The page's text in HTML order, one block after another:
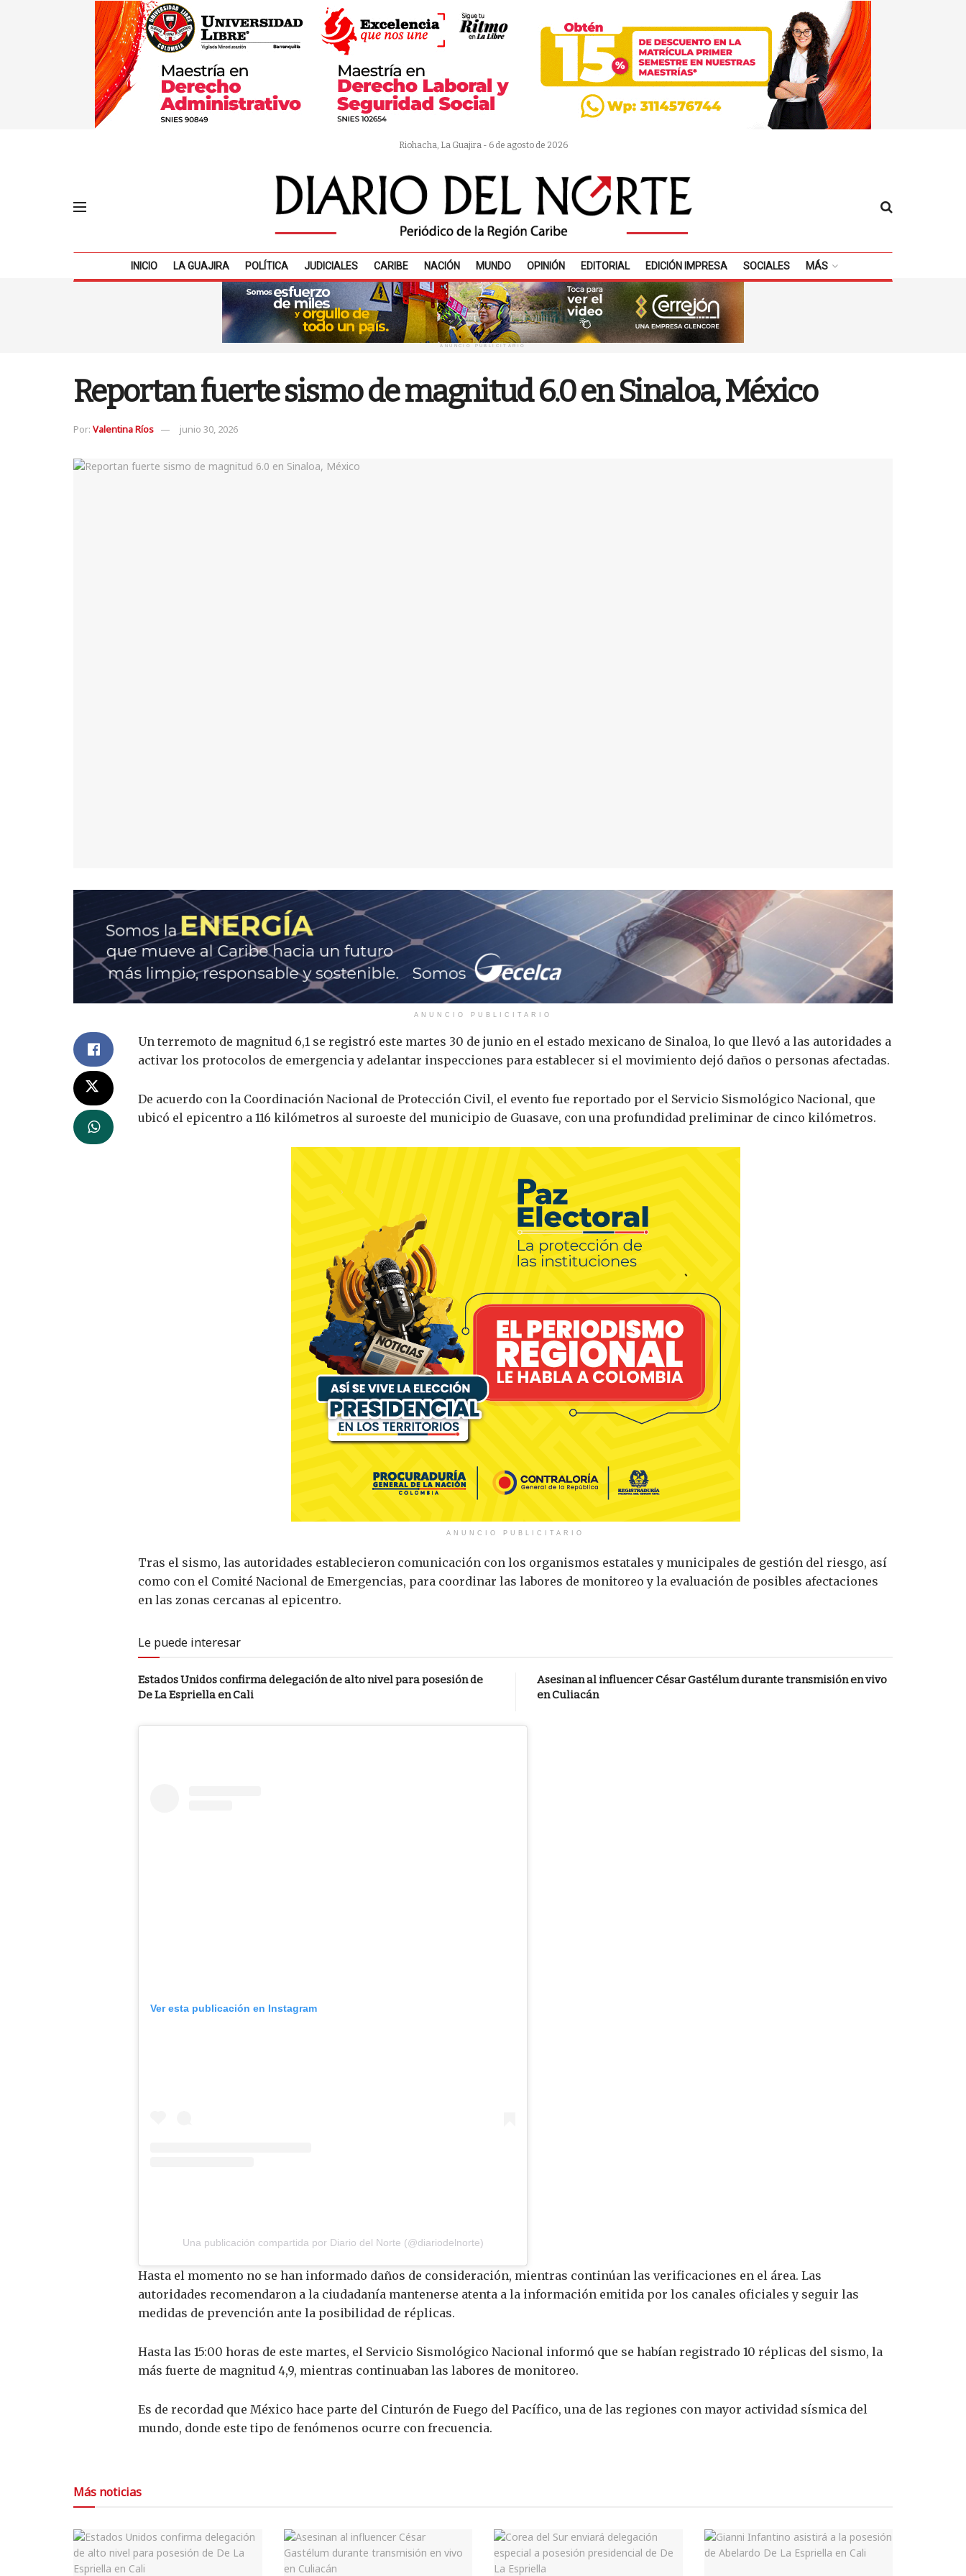
Riohacha, La Guajira - 6 de agosto de 2026
INICIO LA GUAJIRA POLÍTICA JUDICIALES CARIBE NACIÓN MUNDO OPINIÓN EDITORIAL EDICIÓN IMPRESA SOCIALES MÁS
ANUNCIO PUBLICITARIO
Reportan fuerte sismo de magnitud 6.0 en Sinaloa, México
Por: Valentina Ríos junio 30, 2026
ANUNCIO PUBLICITARIO
Un terremoto de magnitud 6,1 se registró este martes 30 de junio en el estado mexicano de Sinaloa, lo que llevó a las autoridades a
activar los protocolos de emergencia y adelantar inspecciones para establecer si el movimiento dejó daños o personas afectadas.
De acuerdo con la Coordinación Nacional de Protección Civil, el evento fue reportado por el Servicio Sismológico Nacional, que
ubicó el epicentro a 116 kilómetros al suroeste del municipio de Guasave, con una profundidad preliminar de cinco kilómetros.
ANUNCIO PUBLICITARIO
Tras el sismo, las autoridades establecieron comunicación con los organismos estatales y municipales de gestión del riesgo, así
como con el Comité Nacional de Emergencias, para coordinar las labores de monitoreo y la evaluación de posibles afectaciones
en las zonas cercanas al epicentro.
Le puede interesar
Estados Unidos confirma delegación de alto nivel para posesión de
De La Espriella en Cali
Asesinan al influencer César Gastélum durante transmisión en vivo
en Culiacán
Ver esta publicación en Instagram
Una publicación compartida por Diario del Norte (@diariodelnorte)
Hasta el momento no se han informado daños de consideración, mientras continúan las verificaciones en el área. Las
autoridades recomendaron a la ciudadanía mantenerse atenta a la información emitida por los canales oficiales y seguir las
medidas de prevención ante la posibilidad de réplicas.
Hasta las 15:00 horas de este martes, el Servicio Sismológico Nacional informó que se habían registrado 10 réplicas del sismo, la
más fuerte de magnitud 4,9, mientras continuaban las labores de monitoreo.
Es de recordad que México hace parte del Cinturón de Fuego del Pacífico, una de las regiones con mayor actividad sísmica del
mundo, donde este tipo de fenómenos ocurre con frecuencia.
Más noticias